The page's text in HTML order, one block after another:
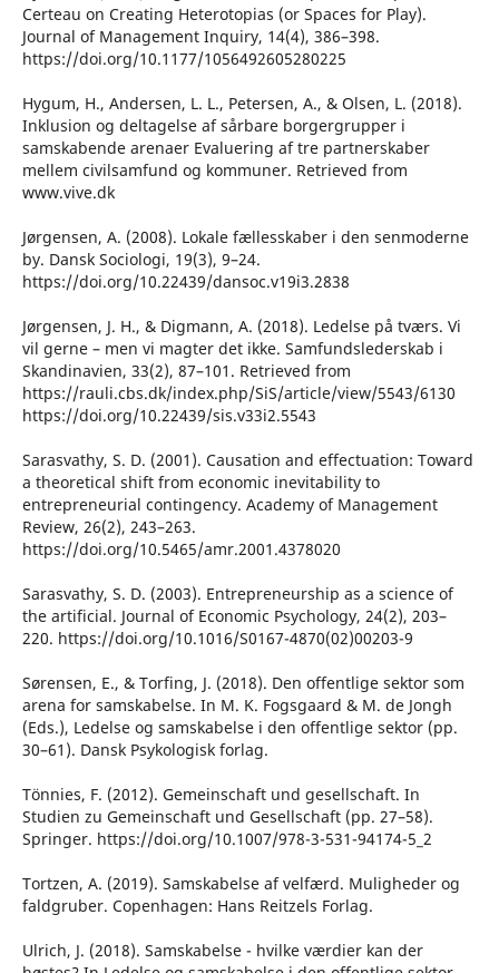
Certeau on Creating Heterotopias (or Spaces for Play).
Journal of Management Inquiry, 14(4), 386–398.
https://doi.org/10.1177/1056492605280225
Hygum, H., Andersen, L. L., Petersen, A., & Olsen, L. (2018).
Inklusion og deltagelse af sårbare borgergrupper i
samskabende arenaer Evaluering af tre partnerskaber
mellem civilsamfund og kommuner. Retrieved from
www.vive.dk
Jørgensen, A. (2008). Lokale fællesskaber i den senmoderne
by. Dansk Sociologi, 19(3), 9–24.
https://doi.org/10.22439/dansoc.v19i3.2838
Jørgensen, J. H., & Digmann, A. (2018). Ledelse på tværs. Vi
vil gerne – men vi magter det ikke. Samfundslederskab i
Skandinavien, 33(2), 87–101. Retrieved from
https://rauli.cbs.dk/index.php/SiS/article/view/5543/6130
https://doi.org/10.22439/sis.v33i2.5543
Sarasvathy, S. D. (2001). Causation and effectuation: Toward
a theoretical shift from economic inevitability to
entrepreneurial contingency. Academy of Management
Review, 26(2), 243–263.
https://doi.org/10.5465/amr.2001.4378020
Sarasvathy, S. D. (2003). Entrepreneurship as a science of
the artificial. Journal of Economic Psychology, 24(2), 203–
220. https://doi.org/10.1016/S0167-4870(02)00203-9
Sørensen, E., & Torfing, J. (2018). Den offentlige sektor som
arena for samskabelse. In M. K. Fogsgaard & M. de Jongh
(Eds.), Ledelse og samskabelse i den offentlige sektor (pp.
30–61). Dansk Psykologisk forlag.
Tönnies, F. (2012). Gemeinschaft und gesellschaft. In
Studien zu Gemeinschaft und Gesellschaft (pp. 27–58).
Springer. https://doi.org/10.1007/978-3-531-94174-5_2
Tortzen, A. (2019). Samskabelse af velfærd. Muligheder og
faldgruber. Copenhagen: Hans Reitzels Forlag.
Ulrich, J. (2018). Samskabelse - hvilke værdier kan der